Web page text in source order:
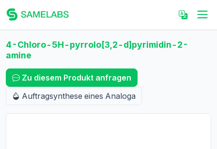
4-Chloro-5H-pyrrolo[3,2-d]pyrimidin-2-
amine
Zu diesem Produkt anfragen
Auftragsynthese eines Analoga